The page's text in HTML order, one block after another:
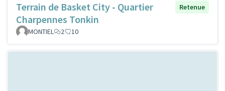
Terrain de Basket City - Quartier
Charpennes Tonkin
Retenue
MONTIEL 2 10